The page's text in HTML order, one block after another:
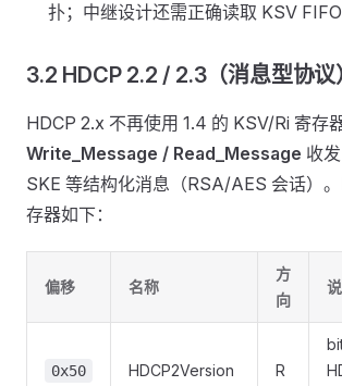
扑；中继设计还需正确读取 KSV FIFO
3.2 HDCP 2.2 / 2.3（消息型协议
HDCP 2.x 不再使用 1.4 的 KSV/Ri 寄存
Write_Message / Read_Message 收
SKE 等结构化消息（RSA/AES 会话）
存器如下：
偏移 名称
方
向
0x50 HDCP2Version R